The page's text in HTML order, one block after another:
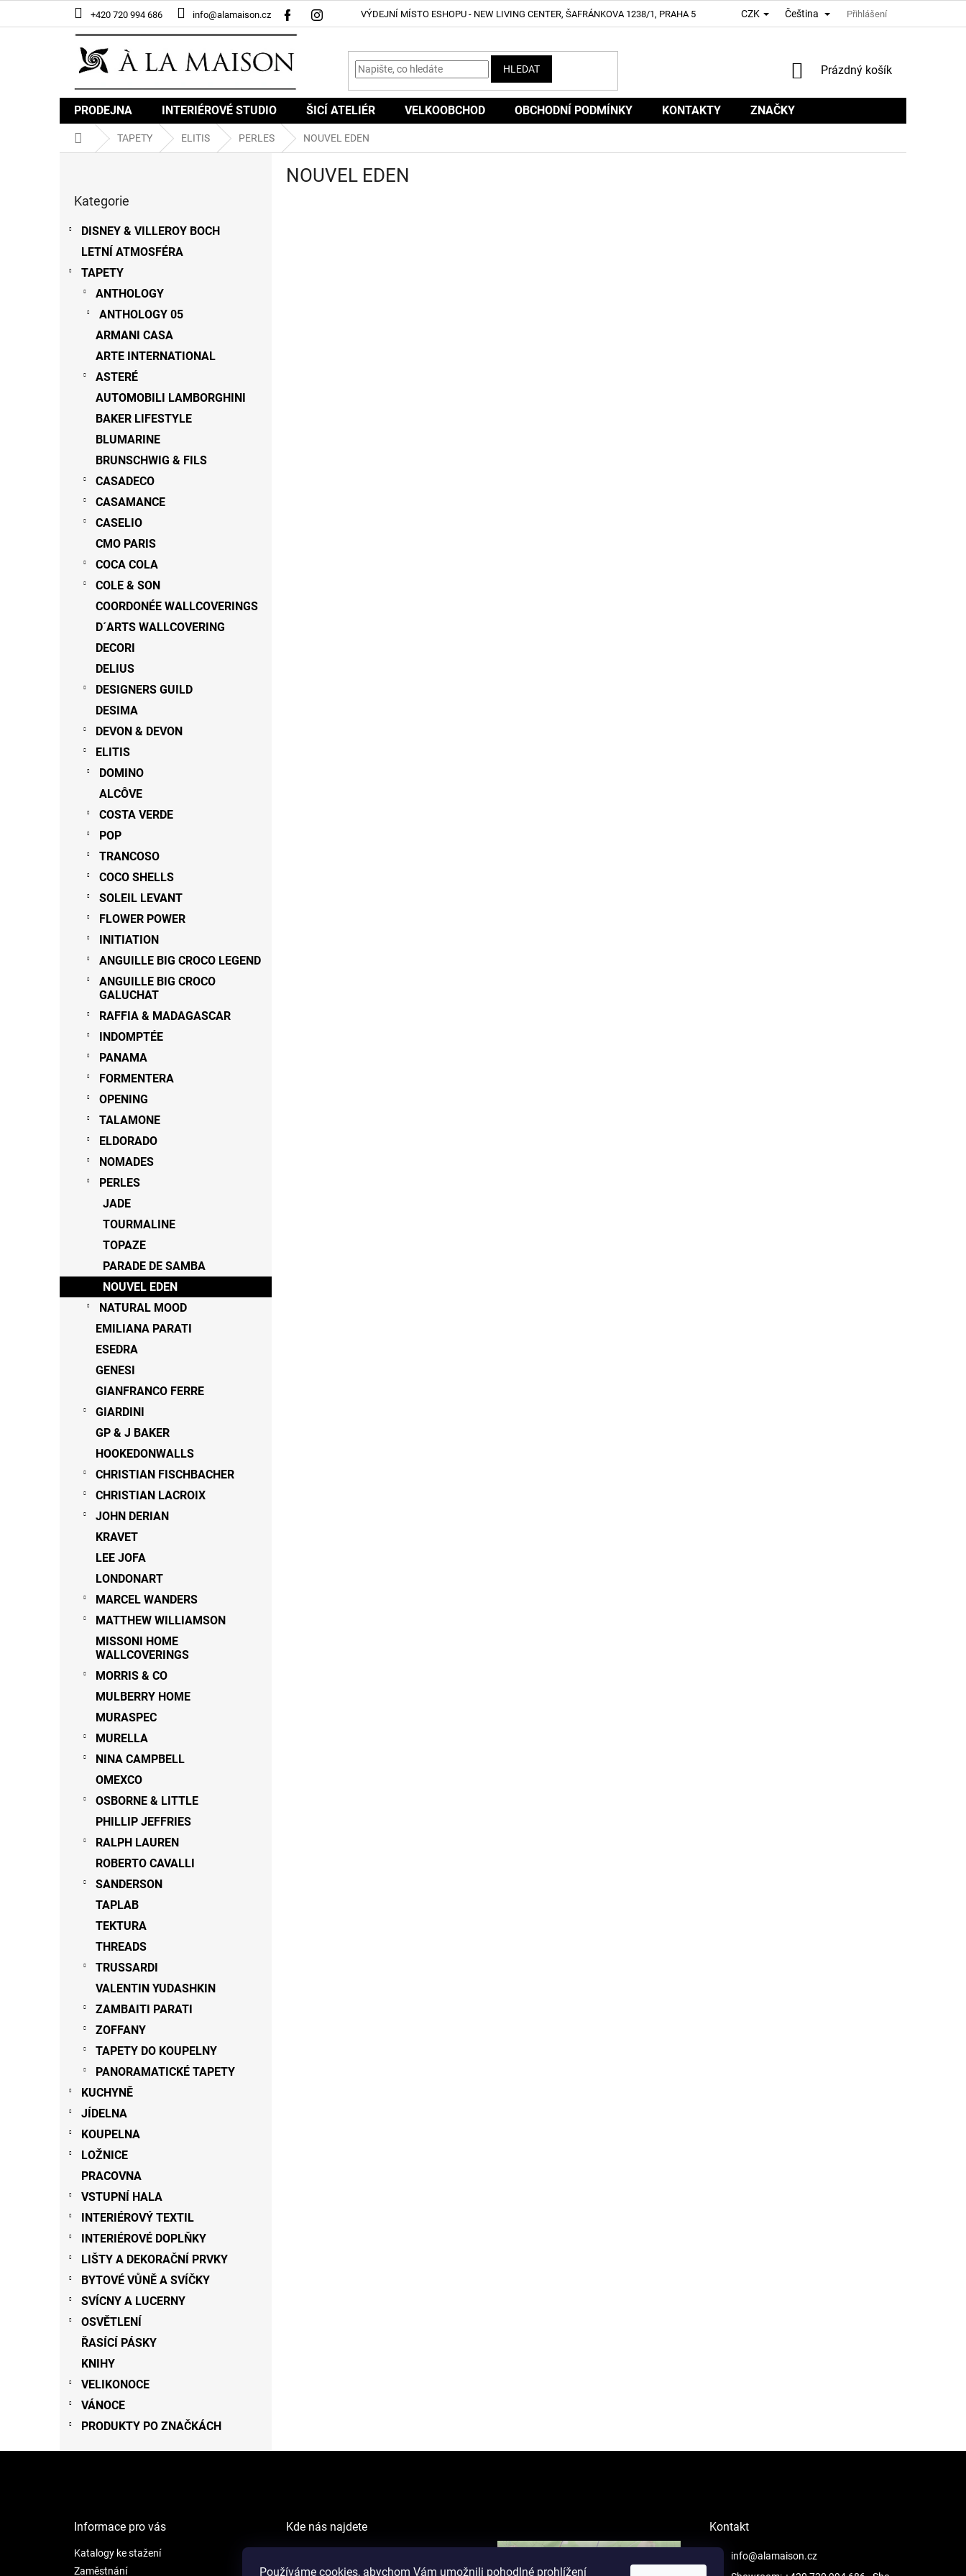
Používáme cookies, abychom Vám umožnili pohodlné prohlížení
+420 720 994 686 info@alamaison.cz VÝDEJNÍ MÍSTO ESHOPU - NEW LIVING CENTER, ŠAFRÁNKOVA 1238/1, PRAHA 5 CZK Čeština Přihlášení
HLEDAT
NÁKUPNÍ
Prázdný košík
PRODEJNA INTERIÉROVÉ STUDIO ŠICÍ ATELIÉR VELKOOBCHOD OBCHODNÍ PODMÍNKY KONTAKTY ZNAČKY
Domů TAPETY ELITIS PERLES NOUVEL EDEN
kategorie
Kategorie
DISNEY & VILLEROY BOCH
LETNÍ ATMOSFÉRA
TAPETY
ANTHOLOGY
ANTHOLOGY 05
ARMANI CASA
ARTE INTERNATIONAL
ASTERÉ
AUTOMOBILI LAMBORGHINI
BAKER LIFESTYLE
BLUMARINE
BRUNSCHWIG & FILS
CASADECO
CASAMANCE
CASELIO
CMO PARIS
COCA COLA
COLE & SON
COORDONÉE WALLCOVERINGS
D´ARTS WALLCOVERING
DECORI
DELIUS
DESIGNERS GUILD
DESIMA
DEVON & DEVON
ELITIS
DOMINO
ALCÔVE
COSTA VERDE
POP
TRANCOSO
COCO SHELLS
SOLEIL LEVANT
FLOWER POWER
INITIATION
ANGUILLE BIG CROCO LEGEND
ANGUILLE BIG CROCO
GALUCHAT
RAFFIA & MADAGASCAR
INDOMPTÉE
PANAMA
FORMENTERA
OPENING
TALAMONE
ELDORADO
NOMADES
PERLES
JADE
TOURMALINE
TOPAZE
PARADE DE SAMBA
NOUVEL EDEN
NATURAL MOOD
EMILIANA PARATI
ESEDRA
GENESI
GIANFRANCO FERRE
GIARDINI
GP & J BAKER
HOOKEDONWALLS
CHRISTIAN FISCHBACHER
CHRISTIAN LACROIX
JOHN DERIAN
KRAVET
LEE JOFA
LONDONART
MARCEL WANDERS
MATTHEW WILLIAMSON
MISSONI HOME
WALLCOVERINGS
MORRIS & CO
MULBERRY HOME
MURASPEC
MURELLA
NINA CAMPBELL
OMEXCO
OSBORNE & LITTLE
PHILLIP JEFFRIES
RALPH LAUREN
ROBERTO CAVALLI
SANDERSON
TAPLAB
TEKTURA
THREADS
TRUSSARDI
VALENTIN YUDASHKIN
ZAMBAITI PARATI
ZOFFANY
TAPETY DO KOUPELNY
PANORAMATICKÉ TAPETY
KUCHYNĚ
JÍDELNA
KOUPELNA
LOŽNICE
PRACOVNA
VSTUPNÍ HALA
INTERIÉROVÝ TEXTIL
INTERIÉROVÉ DOPLŇKY
LIŠTY A DEKORAČNÍ PRVKY
BYTOVÉ VŮNĚ A SVÍČKY
SVÍCNY A LUCERNY
OSVĚTLENÍ
ŘASÍCÍ PÁSKY
KNIHY
VELIKONOCE
VÁNOCE
PRODUKTY PO ZNAČKÁCH
NOUVEL EDEN
Informace pro vás
Katalogy ke stažení
Zaměstnání
Kde nás najdete
Šafránkova 1238/1
Kontakt
info@alamaison.cz